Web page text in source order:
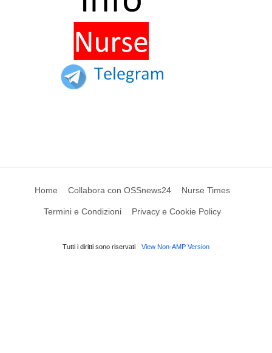
Home Collabora con OSSnews24 Nurse Times
Termini e Condizioni Privacy e Cookie Policy
Tutti i diritti sono riservati View Non-AMP Version